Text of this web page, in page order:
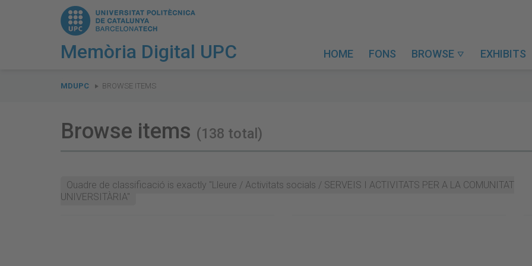
Memòria Digital UPC HOME FONS BROWSE  EXHIBITS
are
MDUPC BROWSE ITEMS
Browse items (138 total)
Quadre de classificació is exactly "Lleure / Activitats socials / SERVEIS I ACTIVITATS PER A LA COMUNITAT
UNIVERSITÀRIA"